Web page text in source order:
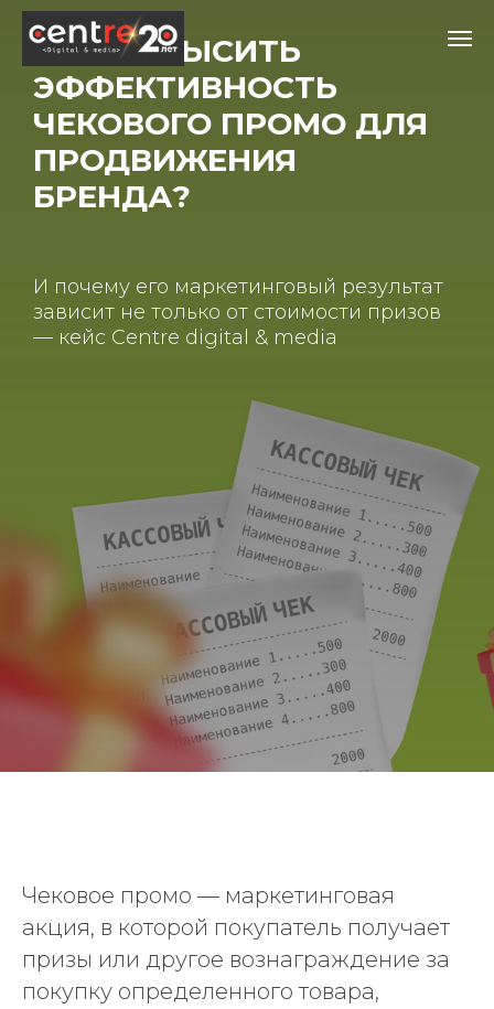
КАК ПОВЫСИТЬ
ЭФФЕКТИВНОСТЬ
ЧЕКОВОГО ПРОМО ДЛЯ
ПРОДВИЖЕНИЯ
БРЕНДА?
И почему его маркетинговый результат
зависит не только от стоимости призов
— кейс Centre digital & media
Чековое промо — маркетинговая
акция, в которой покупатель получает
призы или другое вознаграждение за
покупку определенного товара,